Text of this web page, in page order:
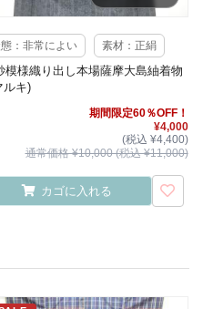
：非常によい 素材：正絹
模様織り出し本場薩摩大島紬着物
ルキ)
期間限定60％OFF！
¥4,000
(税込 ¥4,400)
通常価格 ¥10,000 (税込 ¥11,000)
カゴに入れる